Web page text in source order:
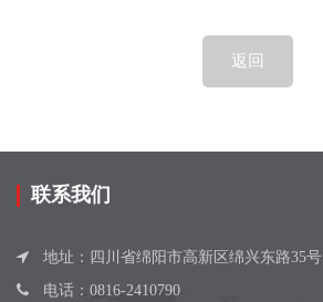
返回
联系我们
地址：四川省绵阳市高新区绵兴东路35号
电话： 0816-2410790